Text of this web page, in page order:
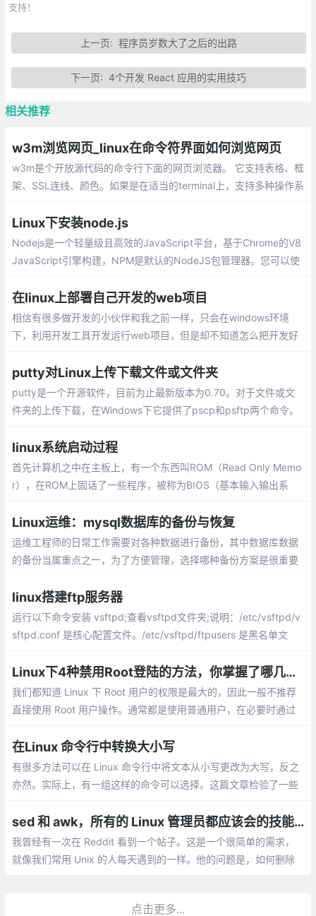
支持！
上一页: 程序员岁数大了之后的出路
下一页: 4个开发 React 应用的实用技巧
相关推荐
w3m浏览网页_linux在命令符界面如何浏览网页
w3m是个开放源代码的命令行下面的网页浏览器。 它支持表格、框
架、SSL连线、颜色。如果是在适当的terminal上，支持多种操作系
况下也可以检查网页的输出。本文列出常用的快捷键。
Linux下安装node.js
Nodejs是一个轻量级且高效的JavaScript平台，基于Chrome的V8
JavaScript引擎构建，NPM是默认的NodeJS包管理器。您可以使
安装nodejs
在linux上部署自己开发的web项目
相信有很多做开发的小伙伴和我之前一样，只会在windows环境
下，利用开发工具开发运行web项目，但是却不知道怎么把开发好
索总结的过程
putty对Linux上传下载文件或文件夹
putty是一个开源软件，目前为止最新版本为0.70。对于文件或文
件夹的上传下载，在Windows下它提供了pscp和psftp两个命令。
该命令。
linux系统启动过程
首先计算机之中在主板上，有一个东西叫ROM（Read Only Memo
r），在ROM上固话了一些程序，被称为BIOS（基本输入输出系
保护模式
Linux运维：mysql数据库的备份与恢复
运维工程师的日常工作需要对各种数据进行备份，其中数据库数据
的备份当属重点之一，为了方便管理，选择哪种备份方案是很重要
个完全拷贝
linux搭建ftp服务器
运行以下命令安装 vsftpd;查看vsftpd文件夹;说明：/etc/vsftpd/v
sftpd.conf 是核心配置文件。/etc/vsftpd/ftpusers 是黑名单文
Linux下4种禁用Root登陆的方法，你掌握了哪几种呢？
我们都知道 Linux 下 Root 用户的权限是最大的，因此一般不推荐
直接使用 Root 用户操作。通常都是使用普通用户，在必要时通过
了。那么如何在 Linux 中禁止Root 登陆呢？今天，我们就来介绍几
种常用的方法。
在Linux 命令行中转换大小写
有很多方法可以在 Linux 命令行中将文本从小写更改为大写，反之
亦然。实际上，有一组这样的命令可以选择。这篇文章检验了一些
sed 和 awk，所有的 Linux 管理员都应该会的技能！
我曾经有一次在 Reddit 看到一个帖子。这是一个很简单的需求，
就像我们常用 Unix 的人每天遇到的一样。他的问题是，如何删除
点击更多...